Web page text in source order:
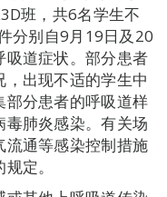
班，共6名学生不
分别自9月19日及20
吸道症状。部分患者
出现不适的学生中
分患者的呼吸道样
肺炎感染。有关场
流通等感染控制措施
定。